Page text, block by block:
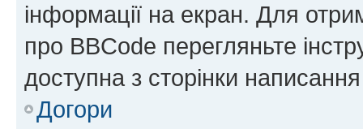
інформації на екран. Для
про BBCode перегляньте
доступна з сторінки
Догори